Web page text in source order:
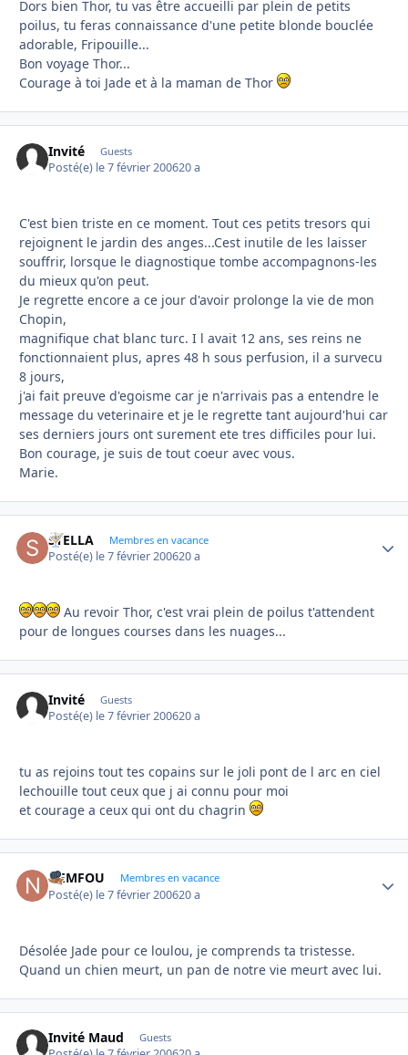
Dors bien Thor, tu vas être accueilli par plein de petits
poilus, tu feras connaissance d'une petite blonde bouclée
adorable, Fripouille...
Bon voyage Thor...
Courage à toi Jade et à la maman de Thor
Invité Guests
Posté(e) le 7 février 200620 a
C'est bien triste en ce moment. Tout ces petits tresors qui
rejoignent le jardin des anges...Cest inutile de les laisser
souffrir, lorsque le diagnostique tombe accompagnons-les
du mieux qu'on peut.
Je regrette encore a ce jour d'avoir prolonge la vie de mon
Chopin,
magnifique chat blanc turc. I l avait 12 ans, ses reins ne
fonctionnaient plus, apres 48 h sous perfusion, il a survecu
8 jours,
j'ai fait preuve d'egoisme car je n'arrivais pas a entendre le
message du veterinaire et je le regrette tant aujourd'hui car
ses derniers jours ont surement ete tres difficiles pour lui.
Bon courage, je suis de tout coeur avec vous.
Marie.
STELLA Membres en vacance
Posté(e) le 7 février 200620 a
Au revoir Thor, c'est vrai plein de poilus t'attendent
pour de longues courses dans les nuages...
Invité Guests
Posté(e) le 7 février 200620 a
tu as rejoins tout tes copains sur le joli pont de l arc en ciel
lechouille tout ceux que j ai connu pour moi
et courage a ceux qui ont du chagrin
NEMFOU Membres en vacance
Posté(e) le 7 février 200620 a
Désolée Jade pour ce loulou, je comprends ta tristesse.
Quand un chien meurt, un pan de notre vie meurt avec lui.
Invité Maud Guests